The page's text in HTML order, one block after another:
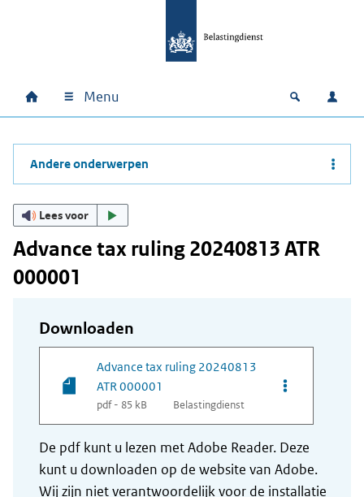
Hoofdnavigatie
Home Menu Open
Andere onderwerpen
Lees voor
Advance tax ruling 20240813 ATR
000001
Downloaden
Advance tax ruling 20240813
ATR 000001
pdf - 85 kB Belastingdienst
Opties van
De pdf kunt u lezen met Adobe Reader. Deze
kunt u downloaden op de website van Adobe.
Wij zijn niet verantwoordelijk voor de installatie